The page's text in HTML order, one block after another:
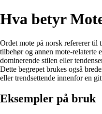
Hva betyr
Ordet mote på norsk refererer til
tilbehør og annen mote-relaterte
dominerende stilen eller
Dette begrepet brukes også
eller trendsettende innenfor en
Eksempler på bruk